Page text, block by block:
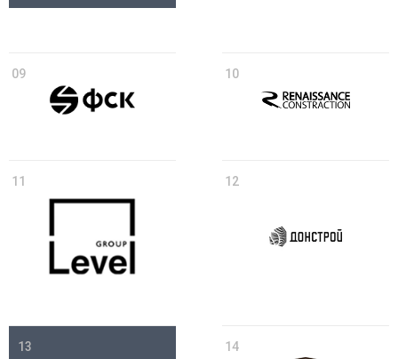
09 10
11 12
13 14